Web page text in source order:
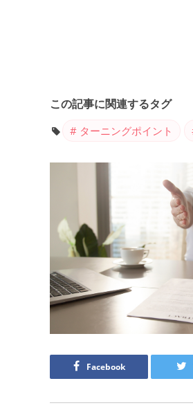
この記事に関連するタグ
ターニングポイント
Facebook